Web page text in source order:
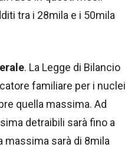
tra i 28mila e i 50mila
. La Legge di Bilancio
familiare per i nuclei
quella massima. Ad
detraibili sarà fino a
massima sarà di 8mila